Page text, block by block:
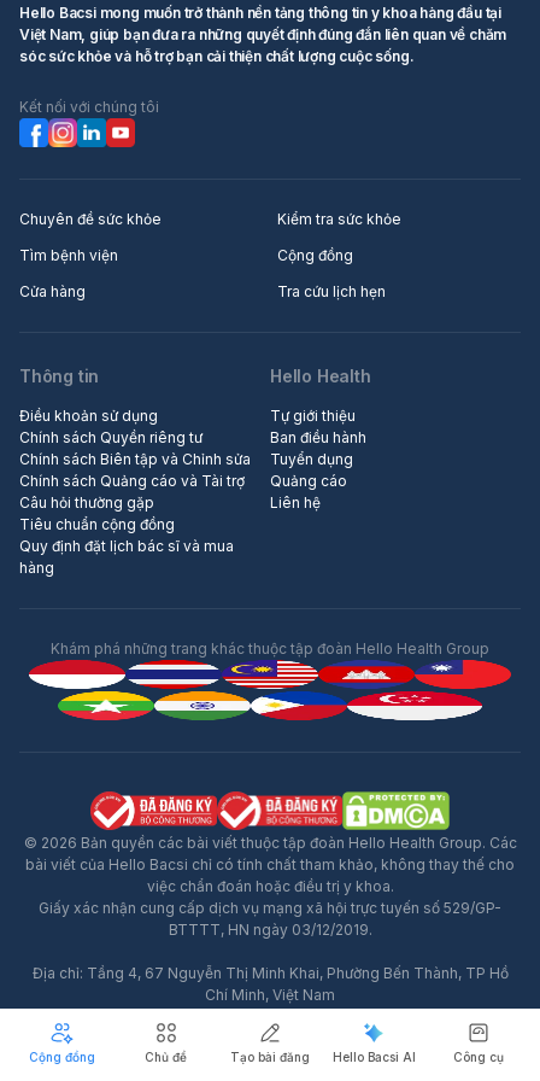
tay hoặc các dụng cụ hỗ trợ (nếu có) để tìm ra những
điểm nhạy cảm mới và cách kích thích mang lại khoái
xuất tinh ngay lập tức.
Tập trung vào cảm giác:
việc xuất tinh, hãy chú ý đến những cảm giác khoái
ảnh hưởng đến khả năng đạt cực khoái và xuất tinh.
Nếu sau một thời gian thử các phương pháp trên mà
lắng và ảnh hưởng đến tâm lý, bạn nên tìm đến sự tư
tình dục/tâm lý để được đánh giá cụ thể và có hướng
dẫn phù hợp.
Hello Bacsi mong muốn trở thành nền tảng thông tin y khoa hàng đầu tại
Việt Nam, giúp bạn đưa ra những quyết định đúng đắn liên quan về chăm
sóc sức khỏe và hỗ trợ bạn cải thiện chất lượng cuộc sống.
Kết nối với chúng tôi
Chuyên đề sức khỏe
Kiểm tra sức khỏe
Tìm bệnh viện
Cộng đồng
Cửa hàng
Tra cứu lịch hẹn
Thông tin
Điều khoản sử dụng
Chính sách Quyền riêng tư
Chính sách Biên tập và Chỉnh sửa
Chính sách Quảng cáo và Tài trợ
Câu hỏi thường gặp
Tiêu chuẩn cộng đồng
Quy định đặt lịch bác sĩ và mua
hàng
Hello Health
Tự giới thiệu
Ban điều hành
Tuyển dụng
Quảng cáo
Liên hệ
Khám phá những trang khác thuộc tập đoàn Hello Health Group
© 2026 Bản quyền các bài viết thuộc tập đoàn Hello Health Group. Các
bài viết của Hello Bacsi chỉ có tính chất tham khảo, không thay thế cho
việc chẩn đoán hoặc điều trị y khoa.
Giấy xác nhận cung cấp dịch vụ mạng xã hội trực tuyến số 529/GP-
BTTTT, HN ngày 03/12/2019.
Địa chỉ: Tầng 4, 67 Nguyễn Thị Minh Khai, Phường Bến Thành, TP Hồ
Chí Minh, Việt Nam
Hotline: 02871062539
Cộng đồng Chủ đề Tạo bài đăng Hello Bacsi AI Công cụ